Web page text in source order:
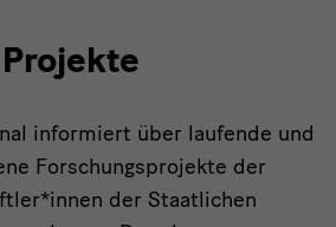
Projekte
informiert über laufende und
Forschungsprojekte der
der Staatlichen